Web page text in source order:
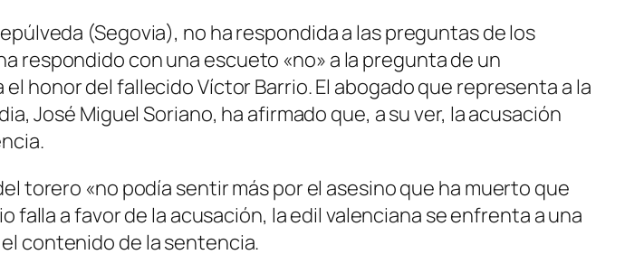
(Segovia), no ha respondida a las preguntas de los
respondido con una escueto «no» a la pregunta de un
honor del fallecido Víctor Barrio. El abogado que representa a la
José Miguel Soriano, ha afirmado que, a su ver, la acusación
torero «no podía sentir más por el asesino que ha muerto que
falla a favor de la acusación, la edil valenciana se enfrenta a una
contenido de la sentencia.